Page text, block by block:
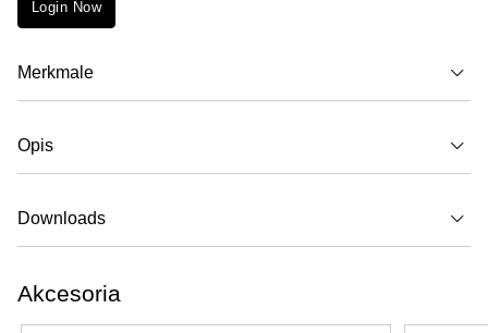
Login Now
Merkmale
Opis
Downloads
Akcesoria